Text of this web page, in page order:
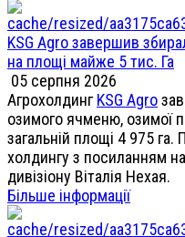
KSG Agro завершив
на площі майже 5 тис. Га
05 серпня 2026
АгрохолдингKSG Agro
озимого ячменю, озимої
загальній площі 4 975
холдингу з посиланням
дивізіону Віталія Нехая.
Більше інформації